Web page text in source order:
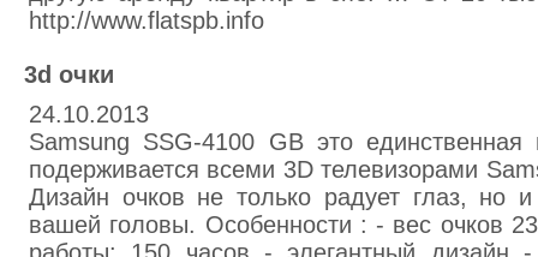
http://www.flatspb.info
3d очки
24.10.2013
Samsung SSG-4100 GB это единственная
подерживается всеми 3D телевизорами
Дизайн очков не только радует глаз, но
вашей головы. Особенности : - вес очков